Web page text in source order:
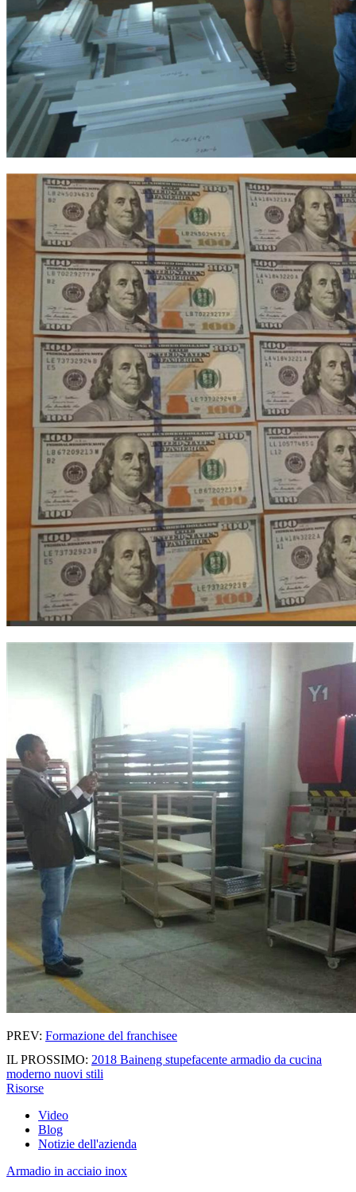
PREV: Formazione del franchisee
IL PROSSIMO: 2018 Baineng stupefacente armadio da cucina
moderno nuovi stili
Risorse
Video
Blog
Notizie dell'azienda
Armadio in acciaio inox